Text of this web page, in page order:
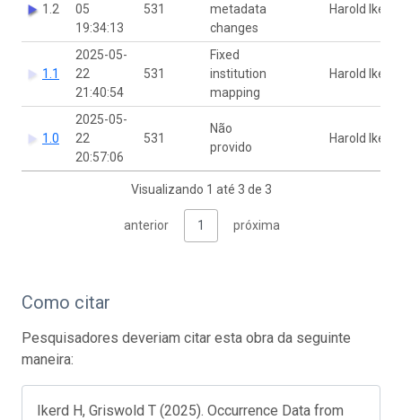
1.2
05
19:34:13
531
metadata
changes
Harold Ikerd
1.1
2025-05-
22
21:40:54
531
Fixed
institution
mapping
Harold Ikerd
1.0
2025-05-
22
20:57:06
531
Não
provido
Harold Ikerd
Visualizando 1 até 3 de 3
anterior 1 próxima
Como citar
Pesquisadores deveriam citar esta obra da seguinte
maneira:
Ikerd H, Griswold T (2025). Occurrence Data from